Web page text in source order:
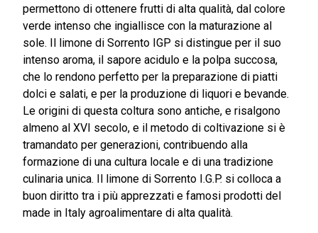
permettono di ottenere frutti di alta qualità, dal colore
verde intenso che ingiallisce con la maturazione al
sole. Il limone di Sorrento IGP si distingue per il suo
intenso aroma, il sapore acidulo e la polpa succosa,
che lo rendono perfetto per la preparazione di piatti
dolci e salati, e per la produzione di liquori e bevande.
Le origini di questa coltura sono antiche, e risalgono
almeno al XVI secolo, e il metodo di coltivazione si è
tramandato per generazioni, contribuendo alla
formazione di una cultura locale e di una tradizione
culinaria unica. Il limone di Sorrento I.G.P. si colloca a
buon diritto tra i più apprezzati e famosi prodotti del
made in Italy agroalimentare di alta qualità.